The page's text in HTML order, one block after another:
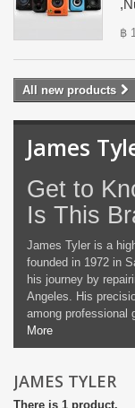
Showing 1 - 1 of 1 item